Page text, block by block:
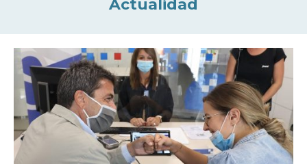
Actualidad